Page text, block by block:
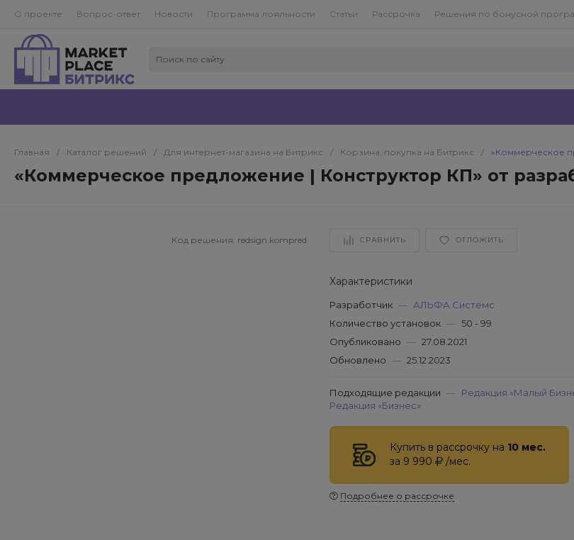
О проекте Вопрос-ответ Новости Программа лояльности Статьи Рассрочка Решения по бонусной
Главная / Каталог решений / Для интернет-магазина на Битрикс / Корзина, покупка на Битрикс / «Коммерческое
«Коммерческое предложение | Конструктор КП» от
Код решения: redsign.kompred СРАВНИТЬ ОТЛОЖИТЬ
Характеристики
Разработчик — АЛЬФА Системс
Количество установок — 50 - 99
Опубликовано — 27.08.2021
Обновлено — 25.12.2023
Подходящие редакции — Редакция «Малый
Редакция «Бизнес»
Купить в рассрочку на 10 мес.
за 9 990
/мес.
Подробнее о рассрочке